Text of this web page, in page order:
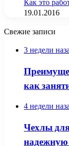
19.01.2016
Свежие записи
3 недели
как
4 недели
Чехлы
надежную